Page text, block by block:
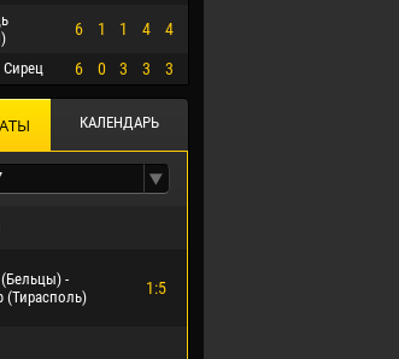
6 1 1 4 4
6 0 3 3 3
КАЛЕНДАРЬ
-
1:5